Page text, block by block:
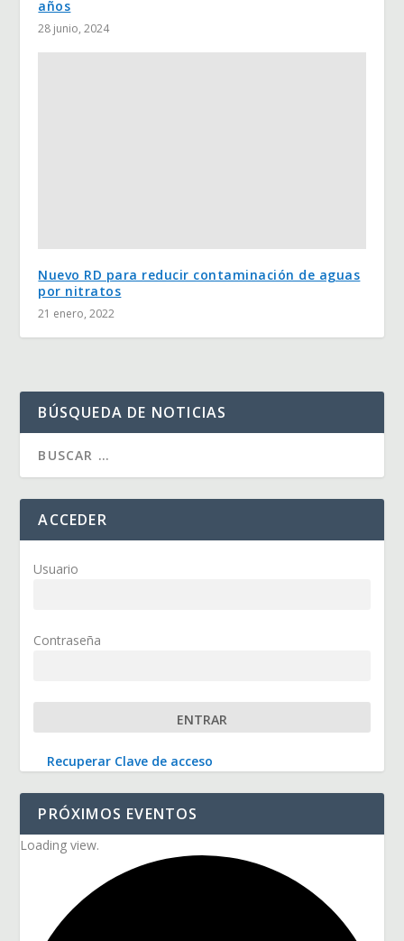
años
28 junio, 2024
Nuevo RD para reducir contaminación de aguas
por nitratos
21 enero, 2022
BÚSQUEDA DE NOTICIAS
ACCEDER
Usuario
Contraseña
Recuperar Clave de acceso
PRÓXIMOS EVENTOS
Loading view.